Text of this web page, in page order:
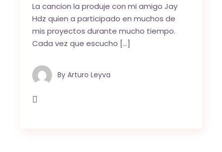
La cancion la produje con mi amigo Jay
Hdz quien a participado en muchos de
mis proyectos durante mucho tiempo.
Cada vez que escucho […]
By Arturo Leyva